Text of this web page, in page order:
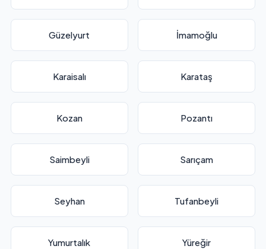
Güzelyurt İmamoğlu
Karaisalı Karataş
Kozan Pozantı
Saimbeyli Sarıçam
Seyhan Tufanbeyli
Yumurtalık Yüreğir